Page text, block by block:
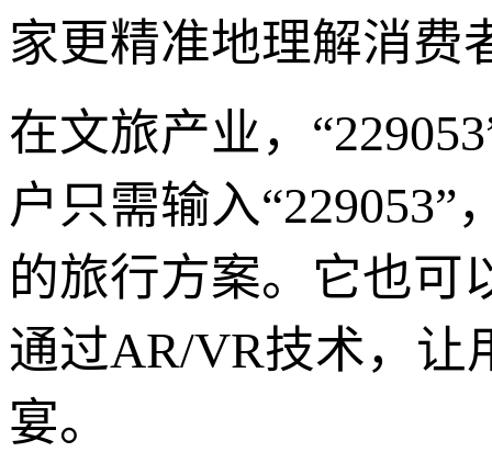
家更精准地理解消费
在文旅产业，
户只需输入
的旅行方案。它也可
通过AR/VR技术，让
宴。